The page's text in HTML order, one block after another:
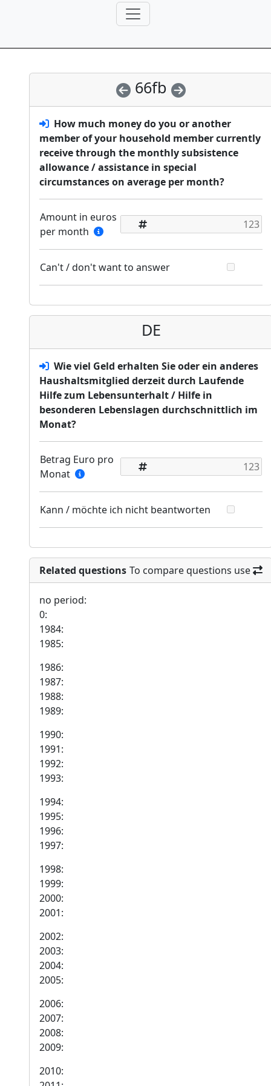
66fb
How much money do you or another
member of your household member currently
receive through the monthly subsistence
allowance / assistance in special
circumstances on average per month?
Amount in euros
per month
Can't / don't want to answer
DE
Wie viel Geld erhalten Sie oder ein anderes
Haushaltsmitglied derzeit durch Laufende
Hilfe zum Lebensunterhalt / Hilfe in
besonderen Lebenslagen durchschnittlich im
Monat?
Betrag Euro pro
Monat
Kann / möchte ich nicht beantworten
Related questions To compare questions use
no period:
0:
1984:
1985:
1986:
1987:
1988:
1989:
1990:
1991:
1992:
1993:
1994:
1995:
1996:
1997:
1998:
1999:
2000:
2001:
2002:
2003:
2004:
2005:
2006:
2007:
2008:
2009:
2010: